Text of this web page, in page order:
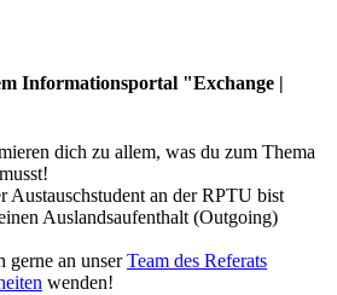
Informationsportal "Exchange |
dich zu allem, was du zum Thema
Austauschstudent an der RPTU bist
Auslandsaufenthalt (Outgoing)
gerne an unserTeam des Referats
wenden!